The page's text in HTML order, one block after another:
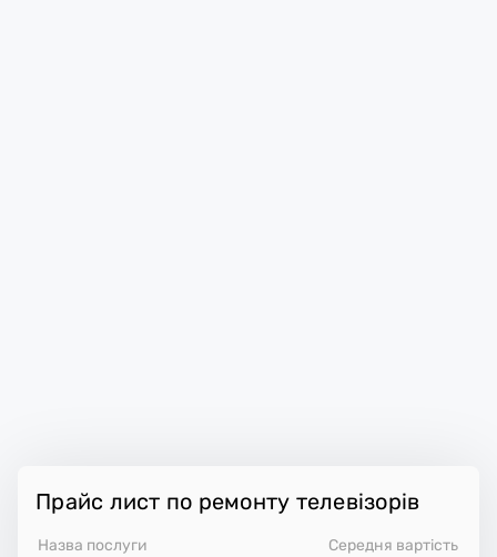
Прайс лист по ремонту телевізорів
Назва послуги Середня вартість